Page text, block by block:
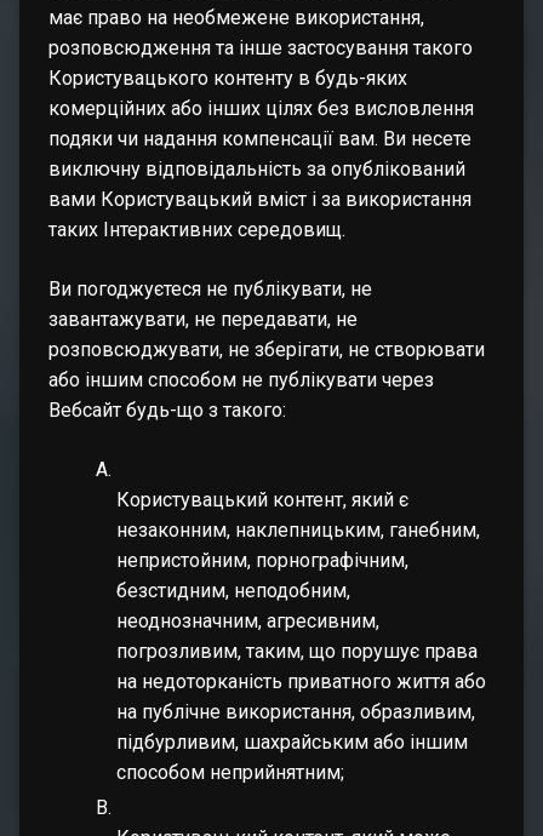
має право на необмежене використання,
розповсюдження та інше застосування такого
Користувацького контенту в будь-яких
комерційних або інших цілях без висловлення
подяки чи надання компенсації вам. Ви несете
виключну відповідальність за опублікований
вами Користувацький вміст і за використання
таких Інтерактивних середовищ.
Ви погоджуєтеся не публікувати, не
завантажувати, не передавати, не
розповсюджувати, не зберігати, не створювати
або іншим способом не публікувати через
Вебсайт будь-що з такого:
Користувацький контент, який є
незаконним, наклепницьким, ганебним,
непристойним, порнографічним,
безстидним, неподобним,
неоднозначним, агресивним,
погрозливим, таким, що порушує права
на недоторканість приватного життя або
на публічне використання, образливим,
підбурливим, шахрайським або іншим
способом неприйнятним;